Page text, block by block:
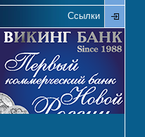
Ссылки